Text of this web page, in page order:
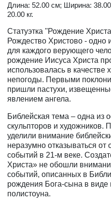
Длина: 52.00 см; Ширина:
20.00 кг.
Статуэтка ''Рождение
Рождество Христово - одно
для каждого верующего
рождение Иисуса Христа
использовалась в качестве
непогоды. Первыми
пришли пастухи,
явлением ангела.
Библейская тема – одна из
скульпторов и художников.
уделили внимание
неразумно отказываться от
событий в 21-м веке.
Христа» не обошли
событий, описанных в
рождения Бога-сына в
полистоуна.